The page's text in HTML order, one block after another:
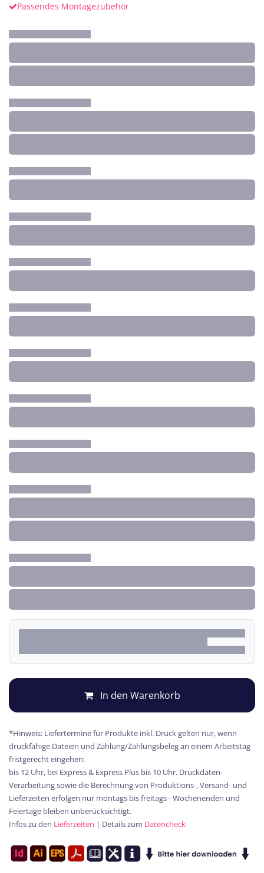
Passendes Montagezubehör
In den Warenkorb
*Hinweis: Liefertermine für Produkte inkl. Druck gelten nur, wenn
druckfähige Dateien und Zahlung/Zahlungsbeleg an einem Arbeitstag
fristgerecht eingehen:
bis 12 Uhr, bei Express & Express Plus bis 10 Uhr. Druckdaten-
Verarbeitung sowie die Berechnung von Produktions-, Versand- und
Lieferzeiten erfolgen nur montags bis freitags - Wochenenden und
Feiertage bleiben unberücksichtigt.
Infos zu den Lieferzeiten | Details zum Datencheck